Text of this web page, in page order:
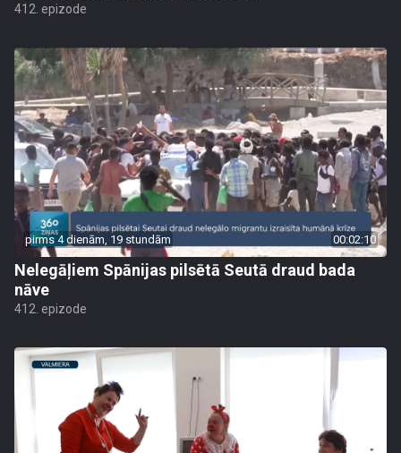
412. epizode
pirms 4 dienām, 19 stundām 00:02:10
Nelegāļiem Spānijas pilsētā Seutā draud bada
nāve
412. epizode